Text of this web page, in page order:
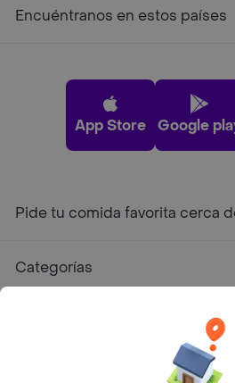
Encuéntranos en estos países
App Store Google
Pide tu comida favorita cerca
Categorías